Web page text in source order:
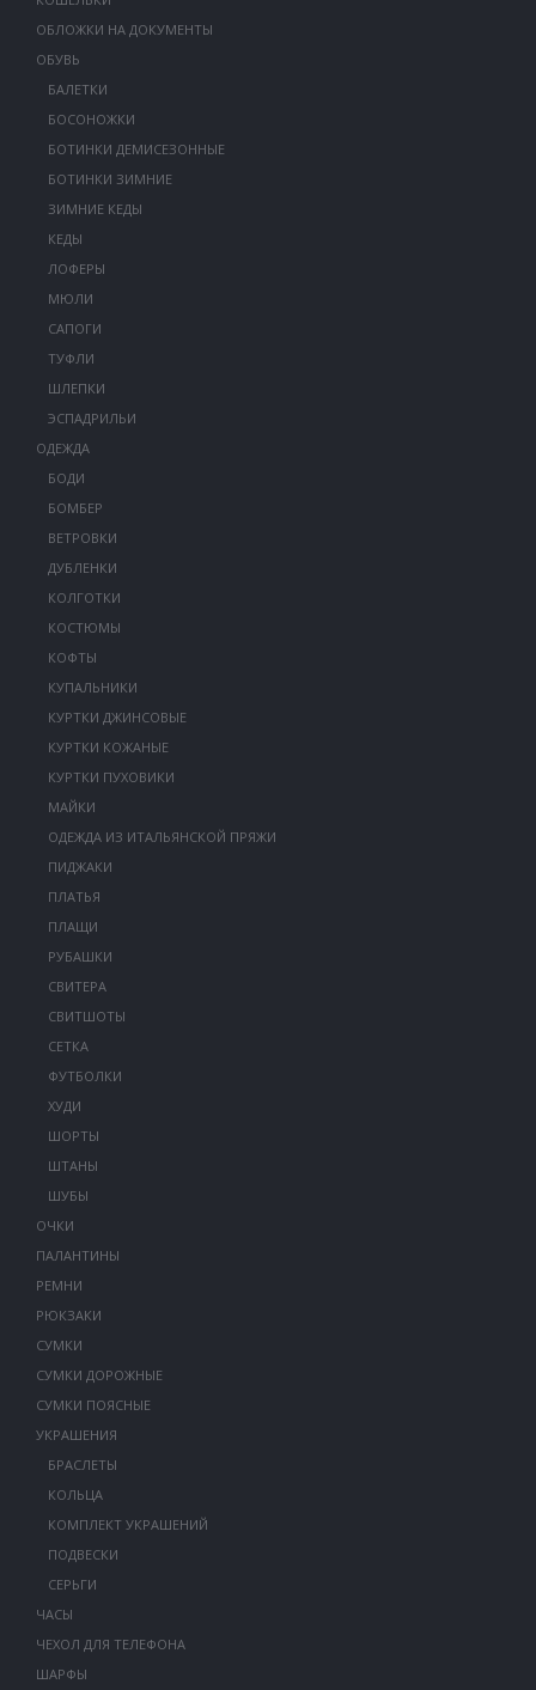
ОБЛОЖКИ НА ДОКУМЕНТЫ
ОБУВЬ
БАЛЕТКИ
БОСОНОЖКИ
БОТИНКИ ДЕМИСЕЗОННЫЕ
БОТИНКИ ЗИМНИЕ
ЗИМНИЕ КЕДЫ
КЕДЫ
ЛОФЕРЫ
МЮЛИ
САПОГИ
ТУФЛИ
ШЛЕПКИ
ЭСПАДРИЛЬИ
ОДЕЖДА
БОДИ
БОМБЕР
ВЕТРОВКИ
ДУБЛЕНКИ
КОЛГОТКИ
КОСТЮМЫ
КОФТЫ
КУПАЛЬНИКИ
КУРТКИ ДЖИНСОВЫЕ
КУРТКИ КОЖАНЫЕ
КУРТКИ ПУХОВИКИ
МАЙКИ
ОДЕЖДА ИЗ ИТАЛЬЯНСКОЙ ПРЯЖИ
ПИДЖАКИ
ПЛАТЬЯ
ПЛАЩИ
РУБАШКИ
СВИТЕРА
СВИТШОТЫ
СЕТКА
ФУТБОЛКИ
ХУДИ
ШОРТЫ
ШТАНЫ
ШУБЫ
ОЧКИ
ПАЛАНТИНЫ
РЕМНИ
РЮКЗАКИ
СУМКИ
СУМКИ ДОРОЖНЫЕ
СУМКИ ПОЯСНЫЕ
УКРАШЕНИЯ
БРАСЛЕТЫ
КОЛЬЦА
КОМПЛЕКТ УКРАШЕНИЙ
ПОДВЕСКИ
СЕРЬГИ
ЧАСЫ
ЧЕХОЛ ДЛЯ ТЕЛЕФОНА
ШАРФЫ